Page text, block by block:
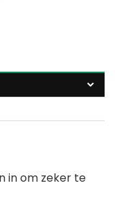
in om zeker te